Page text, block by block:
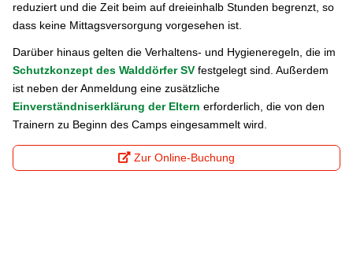
reduziert und die Zeit beim auf dreieinhalb Stunden begrenzt, so
dass keine Mittagsversorgung vorgesehen ist.
Darüber hinaus gelten die Verhaltens- und Hygieneregeln, die im
Schutzkonzept des Walddörfer SVfestgelegt sind. Außerdem
ist neben der Anmeldung eine zusätzliche
Einverständniserklärung der Eltern erforderlich, die von den
Trainern zu Beginn des Camps eingesammelt wird.
Zur Online-Buchung